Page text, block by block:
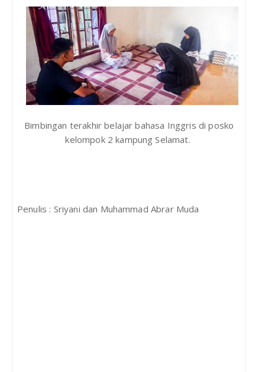
Bimbingan terakhir belajar bahasa Inggris di posko
kelompok 2 kampung Selamat.
Penulis : Sriyani dan Muhammad Abrar Muda